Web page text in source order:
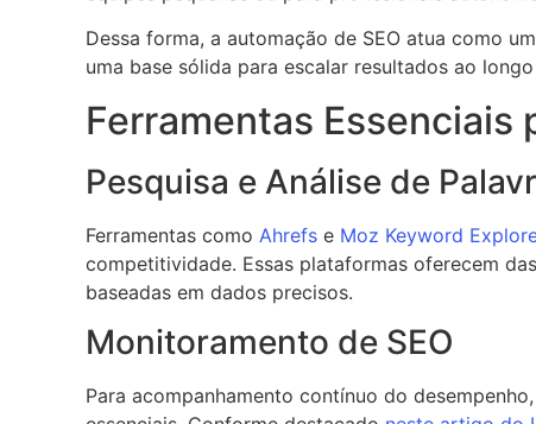
Dessa forma, a automação de SEO atua como
uma base sólida para escalar resultados ao
Ferramentas Essenciais
Pesquisa e Análise de
Ferramentas como Ahrefs e Moz Keyword
competitividade. Essas plataformas oferecem
baseadas em dados precisos.
Monitoramento de SEO
Para acompanhamento contínuo do